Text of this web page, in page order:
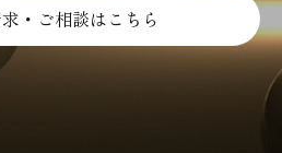
・ご相談はこちら